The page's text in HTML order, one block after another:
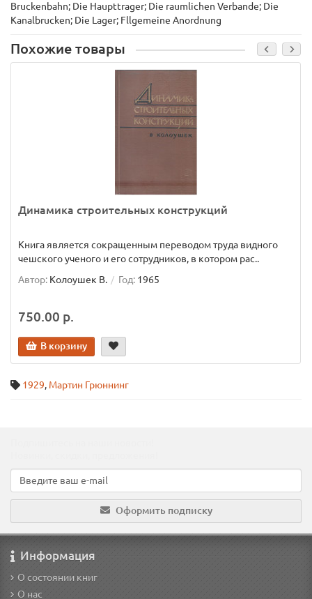
Bruckenbahn; Die Haupttrager; Die raumlichen Verbande; Die
Kanalbrucken; Die Lager; Fllgemeine Anordnung
Похожие товары
Динамика строительных конструкций
Книга является сокращенным переводом труда видного
чешского ученого и его сотрудников, в котором рас..
Автор: Колоушек В. Год: 1965
750.00 р.
В корзину
1929, Мартин Грюннинг
Оформить подписку
Информация
О состоянии книг
О нас